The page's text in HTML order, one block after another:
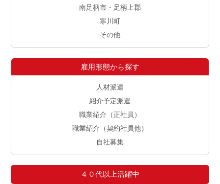
南足柄市・足柄上郡
寒川町
その他
雇用形態から探す
人材派遣
紹介予定派遣
職業紹介（正社員）
職業紹介（契約社員他）
自社募集
４０代以上活躍中